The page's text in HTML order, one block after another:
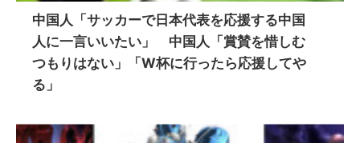
中国人「サッカーで日本代表を応援する中国
人に一言いいたい」 中国人「賞賛を惜しむ
つもりはない」「W杯に行ったら応援してや
る」